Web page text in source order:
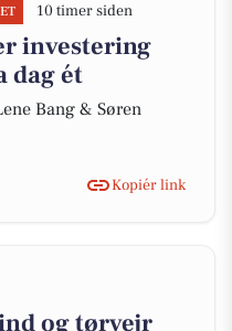
10 timer siden
investering
dag ét
Bang & Søren
Kopiér link
og tørvejr